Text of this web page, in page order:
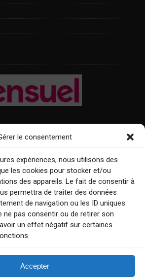
le consentement
expériences, nous utilisons des
les cookies pour stocker et/ou
des appareils. Le fait de consentir à
permettra de traiter des données
de navigation ou les ID uniques
ne pas consentir ou de retirer son
un effet négatif sur certaines
Accepter
Alpes-Maritimes : oû trouver Le Mensuel ?
le magazine en ligne
de vous évader le temps d’un week-end ou